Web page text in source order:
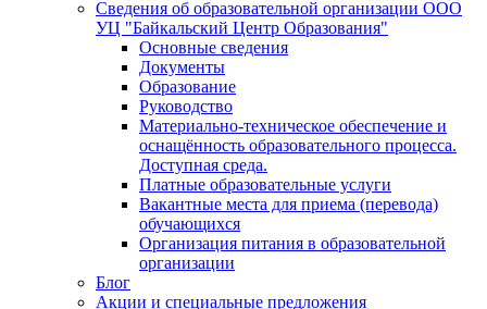
Сведения об образовательной организации ООО
УЦ "Байкальский Центр Образования"
Основные сведения
Документы
Образование
Руководство
Материально-техническое обеспечение и
оснащённость образовательного процесса.
Доступная среда.
Платные образовательные услуги
Вакантные места для приема (перевода)
обучающихся
Организация питания в образовательной
организации
Блог
Акции и специальные предложения